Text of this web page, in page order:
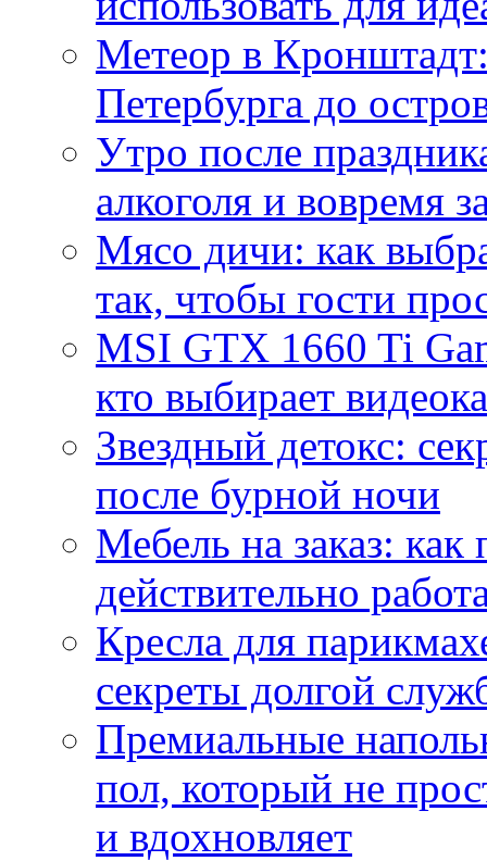
Метеор в
Петербурга до
Утро после
алкоголя и вовремя
Мясо дичи: как
так, чтобы гости
MSI GTX 1660 Ti
кто выбирает
Звездный детокс:
после бурной ночи
Мебель на заказ:
действительно
Кресла для
секреты долгой
Премиальные
пол, который не
и вдохновляет